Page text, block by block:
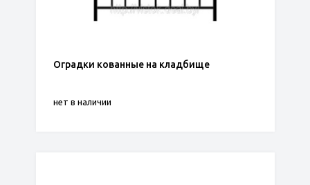
Оградки кованные на кладбище
нет в наличии